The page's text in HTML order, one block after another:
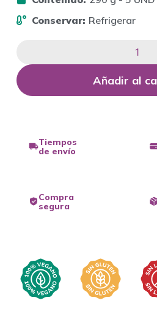
Conservar: Refrigerar
Añadir al
Tiempos
de envío
Compra
segura